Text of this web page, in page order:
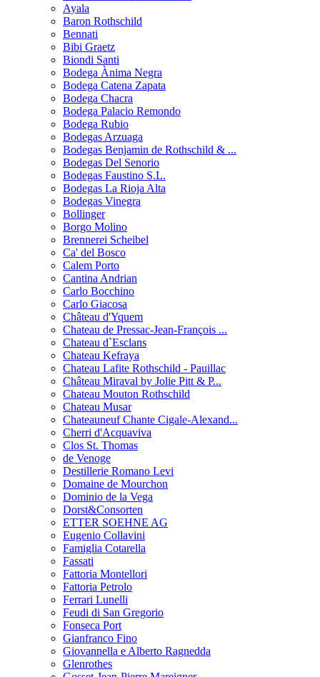
Ayala
Baron Rothschild
Bennati
Bibi Graetz
Biondi Santi
Bodega Ànima Negra
Bodega Catena Zapata
Bodega Chacra
Bodega Palacio Remondo
Bodega Rubio
Bodegas Arzuaga
Bodegas Benjamin de Rothschild & ...
Bodegas Del Senorio
Bodegas Faustino S.L.
Bodegas La Rioja Alta
Bodegas Vinegra
Bollinger
Borgo Molino
Brennerei Scheibel
Ca' del Bosco
Calem Porto
Cantina Andrian
Carlo Bocchino
Carlo Giacosa
Château d'Yquem
Chateau de Pressac-Jean-François ...
Chateau d`Esclans
Chateau Kefraya
Chateau Lafite Rothschild - Pauillac
Château Miraval by Jolie Pitt & P...
Chateau Mouton Rothschild
Chateau Musar
Chateauneuf Chante Cigale-Alexand...
Cherri d'Acquaviva
Clos St. Thomas
de Venoge
Destillerie Romano Levi
Domaine de Mourchon
Dominio de la Vega
Dorst&Consorten
ETTER SOEHNE AG
Eugenio Collavini
Famiglia Cotarella
Fassati
Fattoria Montellori
Fattoria Petrolo
Ferrari Lunelli
Feudi di San Gregorio
Fonseca Port
Gianfranco Fino
Giovannella e Alberto Ragnedda
Glenrothes